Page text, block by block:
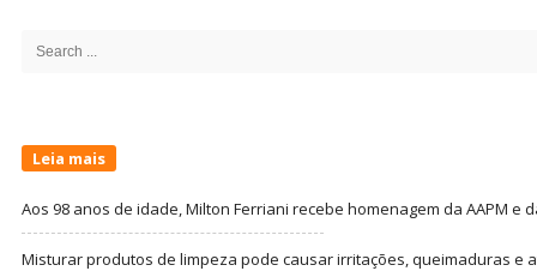
Search
Leia mais
Aos 98 anos de idade, Milton Ferriani recebe homenagem da AAPM e
Misturar produtos de limpeza pode causar irritações, queimaduras e